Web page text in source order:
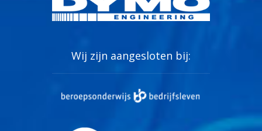
Wij zijn aangesloten bij: